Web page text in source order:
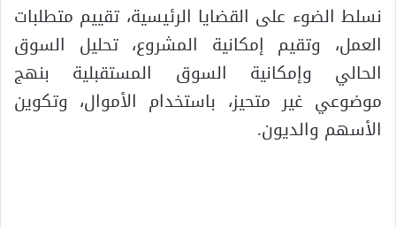
نسلط الضوء على القضايا الرئيسية، تقييم متطلبات
العمل، وتقيم إمكانية المشروع، تحليل السوق
الحالي وإمكانية السوق المستقبلية بنهج
موضوعي غير متحيز، باستخدام الأموال، وتكوين
الأسهم والديون.